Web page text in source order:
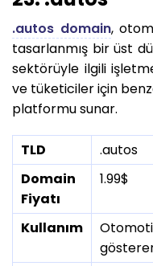
.autos domain,
tasarlanmış bir üst
sektörüyle ilgili
ve tüketiciler için
platformu sunar.
TLD
.autos
Domain
Fiyatı
1.99$
Kullanım